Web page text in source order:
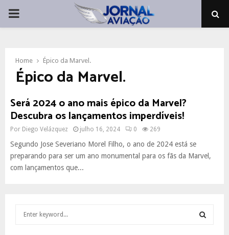
PRIMARY
Home Épico da Marvel.
Épico da Marvel.
Será 2024 o ano mais épico da Marvel?
Descubra os lançamentos imperdíveis!
Por Diego Velázquez julho 16, 2024 0 269
Segundo ​​Jose Severiano Morel Filho, o ano de 2024 está se
preparando para ser um ano monumental para os fãs da Marvel,
com lançamentos que...